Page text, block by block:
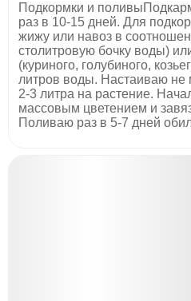
Подкормки и
раз в 10-15 дней. Для
жижу или навоз в
столитровую бочку воды)
(куриного, голубиного,
литров воды. Настаиваю не
2-3 литра на растение.
массовым цветением и
Поливаю раз в 5-7 дней